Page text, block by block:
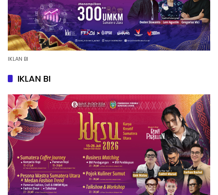
IKLAN BI
IKLAN BI